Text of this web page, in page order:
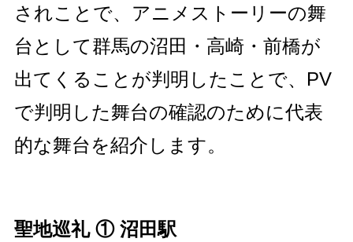
されことで、アニメストーリーの舞
台として群馬の沼田・高崎・前橋が
出てくることが判明したことで、PV
で判明した舞台の確認のために代表
的な舞台を紹介します。
聖地巡礼 ① 沼田駅